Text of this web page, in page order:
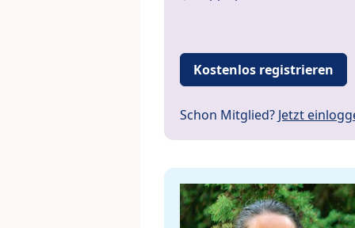
Kostenlos registrieren
Schon Mitglied? Jetzt